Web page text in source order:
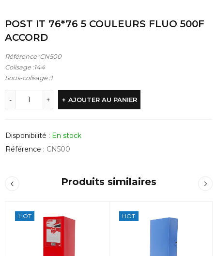
POST IT 76*76 5 COULEURS FLUO 500F
ACCORD
Référence :CN500
Colisage :144
Sous-colisage :1
AJOUTER AU PANIER
Disponibilité : En stock
Référence : CN500
Produits similaires
HOT HOT